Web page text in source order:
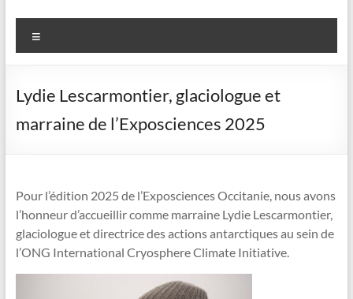
Lydie Lescarmontier, glaciologue et
marraine de l’Exposciences 2025
Pour l’édition 2025 de l’Exposciences Occitanie, nous avons
l’honneur d’accueillir comme marraine Lydie Lescarmontier,
glaciologue et directrice des actions antarctiques au sein de
l’ONG International Cryosphere Climate Initiative.